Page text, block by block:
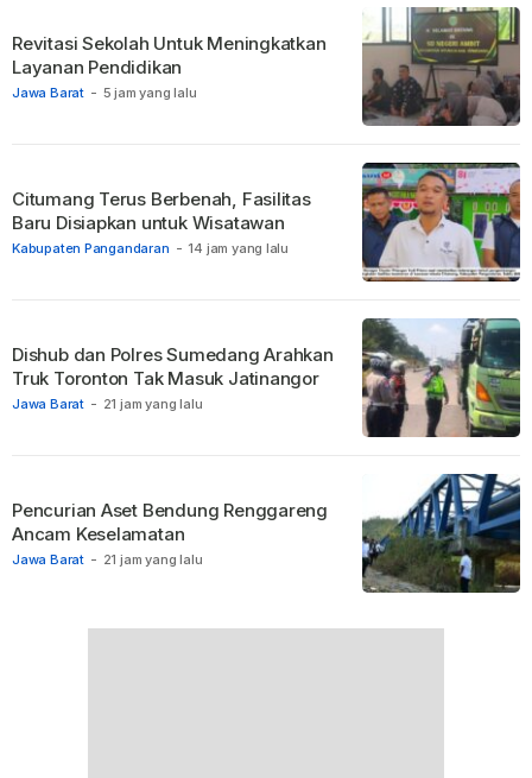
Jawa Barat - 5 jam yang lalu
Revitasi Sekolah Untuk Meningkatkan
Layanan Pendidikan
Kabupaten Pangandaran - 14 jam yang lalu
Citumang Terus Berbenah, Fasilitas
Baru Disiapkan untuk Wisatawan
Jawa Barat - 21 jam yang lalu
Dishub dan Polres Sumedang Arahkan
Truk Toronton Tak Masuk Jatinangor
Jawa Barat - 21 jam yang lalu
Pencurian Aset Bendung Renggareng
Ancam Keselamatan